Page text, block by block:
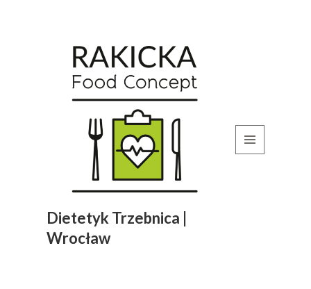
Dietetyk Trzebnica |
Wrocław